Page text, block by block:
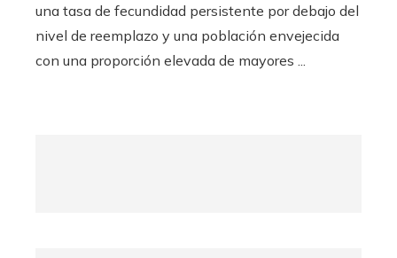
una tasa de fecundidad persistente por debajo del
nivel de reemplazo y una población envejecida
con una proporción elevada de mayores ...